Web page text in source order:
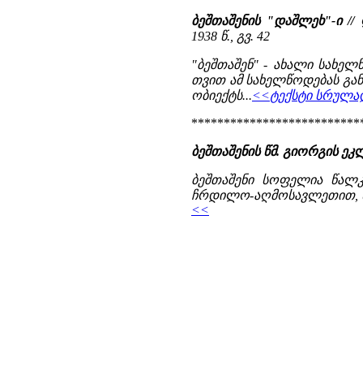
ბეშთაშენის "დაშლეხ"-ი
1938 წ., გვ. 42
"ბეშთაშენ" - ახალი
თვით ამ სახელწოდებას
ობიექტს...<<ტექსტი
ბეშთაშენის წმ. გიორგის
ბეშთაშენი სოფელია
ჩრდილო-აღმოსავლეთით,
<<